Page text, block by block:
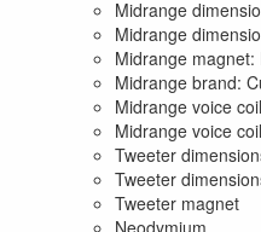
Midrange
Midrange
Midrange magnet:
Midrange brand:
Midrange voice
Midrange voice
Tweeter
Tweeter
Tweeter magnet
Neodymium